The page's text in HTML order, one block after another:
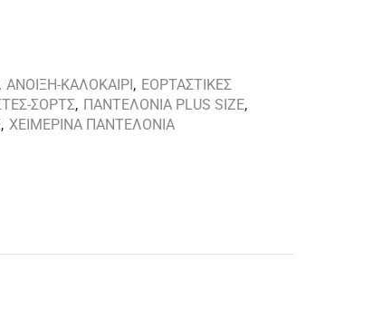
, ΑΝΟΙΞΗ-ΚΑΛΟΚΑΙΡΙ , ΕΟΡΤΑΣΤΙΚΕΣ
ΣΟΡΤΣ, ΠΑΝΤΕΛΟΝΙΑ PLUS SIZE,
, ΧΕΙΜΕΡΙΝΑ ΠΑΝΤΕΛΟΝΙΑ